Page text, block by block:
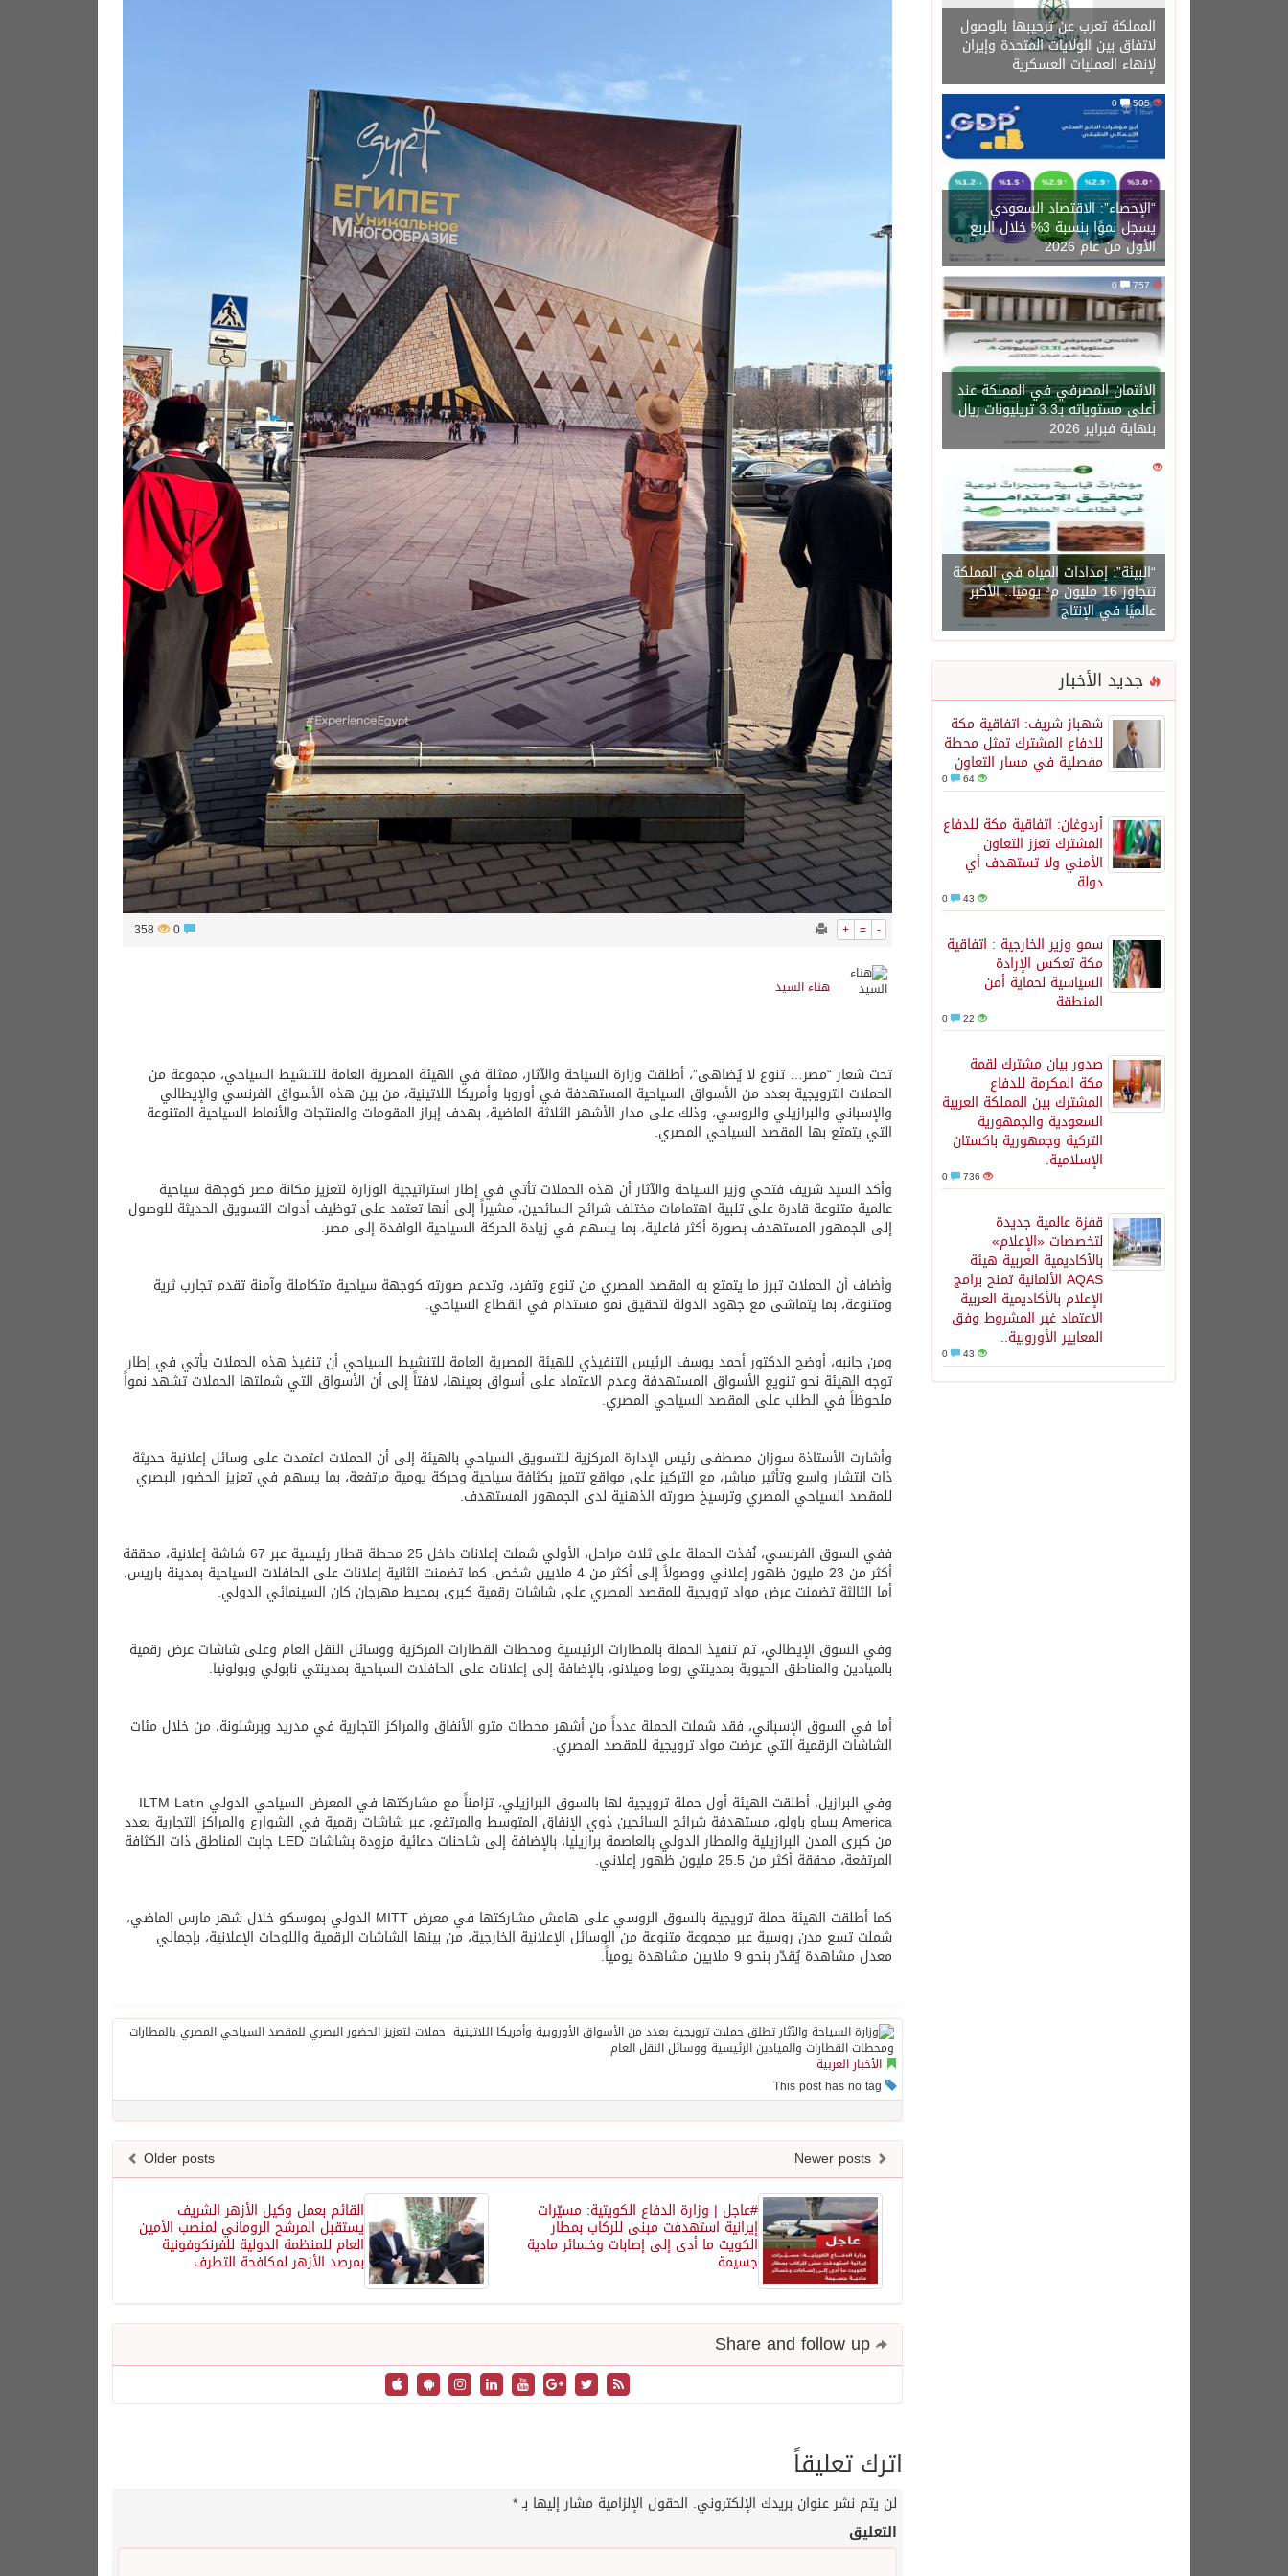
المملكة تعرب عن ترحيبها بالوصول
لاتفاق بين الولايات المتحدة وإيران
لإنهاء العمليات العسكرية
505
“الإحصاء”: الاقتصاد السعودي
يسجل نموًا بنسبة 3% خلال الربع
الأول من عام 2026
757
0
الائتمان المصرفي في المملكة عند
أعلى مستوياته بـ3.3 تريليونات ريال
بنهاية فبراير 2026
1450
“البيئة”: إمدادات المياه في المملكة
تتجاوز 16 مليون م³ يوميًا.. الأكبر
عالميًا في الإنتاج
جديد الأخبار
شهباز شريف: اتفاقية مكة
للدفاع المشترك تمثل محطة
مفصلية في مسار التعاون
64
أردوغان: اتفاقية مكة للدفاع
المشترك تعزز التعاون
الأمني ولا تستهدف أي
دولة
43
سمو وزير الخارجية : اتفاقية
مكة تعكس الإرادة
السياسية لحماية أمن
المنطقة
22
صدور بيان مشترك لقمة
مكة المكرمة للدفاع
المشترك بين المملكة العربية
السعودية والجمهورية
التركية وجمهورية باكستان
الإسلامية.
736
قفزة عالمية جديدة
لتخصصات «الإعلام»
بالأكاديمية العربية هيئة
AQAS الألمانية تمنح برامج
الإعلام بالأكاديمية العربية
الاعتماد غير المشروط وفق
المعايير الأوروبية..
43
+ = -
358
هناء السيد
تحت شعار “مصر… تنوع لا يُضاهى”، أطلقت وزارة السياحة والآثار، ممثلة في الهيئة المصرية العامة للتنشيط السياحي، مجموعة من
الحملات الترويجية بعدد من الأسواق السياحية المستهدفة في أوروبا وأمريكا اللاتينية، من بين هذه الأسواق الفرنسي والإيطالي
والإسباني والبرازيلي والروسي، وذلك على مدار الأشهر الثلاثة الماضية، بهدف إبراز المقومات والمنتجات والأنماط السياحية المتنوعة
التي يتمتع بها المقصد السياحي المصري.
وأكد السيد شريف فتحي وزير السياحة والآثار أن هذه الحملات تأتي في إطار استراتيجية الوزارة لتعزيز مكانة مصر كوجهة سياحية
عالمية متنوعة قادرة على تلبية اهتمامات مختلف شرائح السائحين، مشيراً إلى أنها تعتمد على توظيف أدوات التسويق الحديثة للوصول
إلى الجمهور المستهدف بصورة أكثر فاعلية، بما يسهم في زيادة الحركة السياحية الوافدة إلى مصر.
وأضاف أن الحملات تبرز ما يتمتع به المقصد المصري من تنوع وتفرد، وتدعم صورته كوجهة سياحية متكاملة وآمنة تقدم تجارب ثرية
ومتنوعة، بما يتماشى مع جهود الدولة لتحقيق نمو مستدام في القطاع السياحي.
ومن جانبه، أوضح الدكتور أحمد يوسف الرئيس التنفيذي للهيئة المصرية العامة للتنشيط السياحي أن تنفيذ هذه الحملات يأتي في إطار
توجه الهيئة نحو تنويع الأسواق المستهدفة وعدم الاعتماد على أسواق بعينها، لافتاً إلى أن الأسواق التي شملتها الحملات تشهد نمواً
ملحوظاً في الطلب على المقصد السياحي المصري.
وأشارت الأستاذة سوزان مصطفى رئيس الإدارة المركزية للتسويق السياحي بالهيئة إلى أن الحملات اعتمدت على وسائل إعلانية حديثة
ذات انتشار واسع وتأثير مباشر، مع التركيز على مواقع تتميز بكثافة سياحية وحركة يومية مرتفعة، بما يسهم في تعزيز الحضور البصري
للمقصد السياحي المصري وترسيخ صورته الذهنية لدى الجمهور المستهدف.
ففي السوق الفرنسي، نُفذت الحملة على ثلاث مراحل، الأولي شملت إعلانات داخل 25 محطة قطار رئيسية عبر 67 شاشة إعلانية، محققة
أكثر من 23 مليون ظهور إعلاني ووصولاً إلى أكثر من 4 ملايين شخص. كما تضمنت الثانية إعلانات على الحافلات السياحية بمدينة باريس،
أما الثالثة تضمنت عرض مواد ترويجية للمقصد المصري على شاشات رقمية كبرى بمحيط مهرجان كان السينمائي الدولي.
وفي السوق الإيطالي، تم تنفيذ الحملة بالمطارات الرئيسية ومحطات القطارات المركزية ووسائل النقل العام وعلى شاشات عرض رقمية
بالميادين والمناطق الحيوية بمدينتي روما وميلانو، بالإضافة إلى إعلانات على الحافلات السياحية بمدينتي نابولي وبولونيا.
أما في السوق الإسباني، فقد شملت الحملة عدداً من أشهر محطات مترو الأنفاق والمراكز التجارية في مدريد وبرشلونة، من خلال مئات
الشاشات الرقمية التي عرضت مواد ترويجية للمقصد المصري.
وفي البرازيل، أطلقت الهيئة أول حملة ترويجية لها بالسوق البرازيلي، تزامناً مع مشاركتها في المعرض السياحي الدولي ILTM Latin
America بساو باولو، مستهدفة شرائح السائحين ذوي الإنفاق المتوسط والمرتفع، عبر شاشات رقمية في الشوارع والمراكز التجارية بعدد
من كبرى المدن البرازيلية والمطار الدولي بالعاصمة برازيليا، بالإضافة إلى شاحنات دعائية مزودة بشاشات LED جابت المناطق ذات الكثافة
المرتفعة، محققة أكثر من 25.5 مليون ظهور إعلاني.
كما أطلقت الهيئة حملة ترويجية بالسوق الروسي على هامش مشاركتها في معرض MITT الدولي بموسكو خلال شهر مارس الماضي،
شملت تسع مدن روسية عبر مجموعة متنوعة من الوسائل الإعلانية الخارجية، من بينها الشاشات الرقمية واللوحات الإعلانية، بإجمالي
معدل مشاهدة يُقدّر بنحو 9 ملايين مشاهدة يومياً.
الأخبار العربية
Older posts
القائم بعمل وكيل الأزهر الشريف
يستقبل المرشح الروماني لمنصب الأمين
العام للمنظمة الدولية للفرنكوفونية
بمرصد الأزهر لمكافحة التطرف
#عاجل | وزارة الدفاع الكويتية: مسيّرات
إيرانية استهدفت مبنى للركاب بمطار
الكويت ما أدى إلى إصابات وخسائر مادية
جسيمة
اترك تعليقاً
لن يتم نشر عنوان بريدك الإلكتروني. الحقول الإلزامية مشار إليها بـ*
التعليق